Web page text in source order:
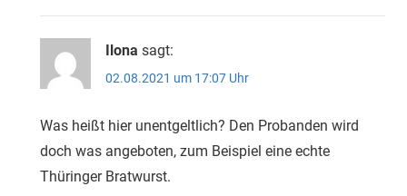
Ilona sagt:
02.08.2021 um 17:07 Uhr
Was heißt hier unentgeltlich? Den Probanden wird
doch was angeboten, zum Beispiel eine echte
Thüringer Bratwurst.